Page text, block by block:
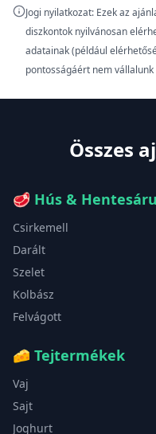
Jogi nyilatkozat: Ezek az
diszkontok nyilvánosan
adatainak (például
pontosságáért nem
Összes
🥩 Hús & Hentesáru
Csirkemell
Darált
Szelet
Kolbász
Felvágott
🧀 Tejtermékek
Vaj
Sajt
Joghurt